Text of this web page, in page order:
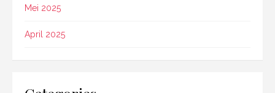
Mei 2025
April 2025